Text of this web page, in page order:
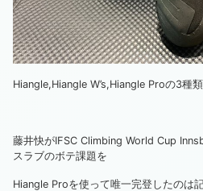
Hiangle,Hiangle W’s,Hiangle Proの3種
藤井快がIFSC Climbing World Cup
スラブのボテ課題を
Hiangle Proを使って唯一完登したのは